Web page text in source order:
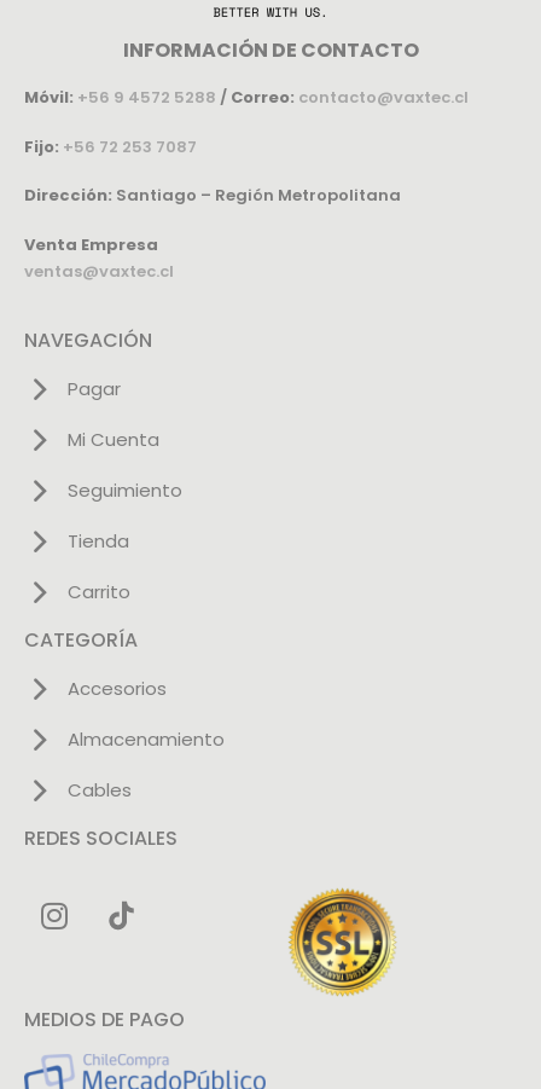
INFORMACIÓN DE CONTACTO
Móvil: +56 9 4572 5288 / Correo: contacto@vaxtec.cl
Fijo: +56 72 253 7087
Dirección: Santiago – Región Metropolitana
Venta Empresa
ventas@vaxtec.cl
NAVEGACIÓN
Pagar
Mi Cuenta
Seguimiento
Tienda
Carrito
CATEGORÍA
Accesorios
Almacenamiento
Cables
REDES SOCIALES
MEDIOS DE PAGO